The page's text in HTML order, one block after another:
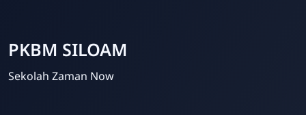
PKBM SILOAM
Sekolah Zaman Now